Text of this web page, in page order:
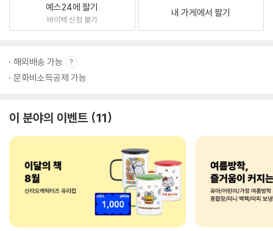
예스24에 팔기
바이백 신청 불가
내 가게에서 팔기
해외배송 가능
문화비소득공제 가능
이 분야의 이벤트 11